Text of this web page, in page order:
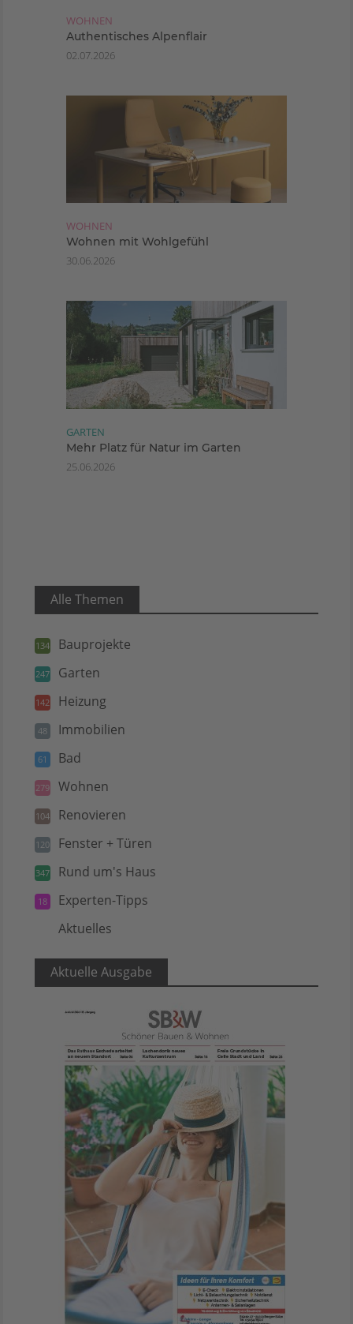
WOHNEN
Authentisches Alpenflair
02.07.2026
WOHNEN
Wohnen mit Wohlgefühl
30.06.2026
GARTEN
Mehr Platz für Natur im Garten
25.06.2026
Alle Themen
134 Bauprojekte
247 Garten
142 Heizung
48 Immobilien
61 Bad
279 Wohnen
104 Renovieren
120 Fenster + Türen
347 Rund um's Haus
18 Experten-Tipps
Aktuelles
Aktuelle Ausgabe